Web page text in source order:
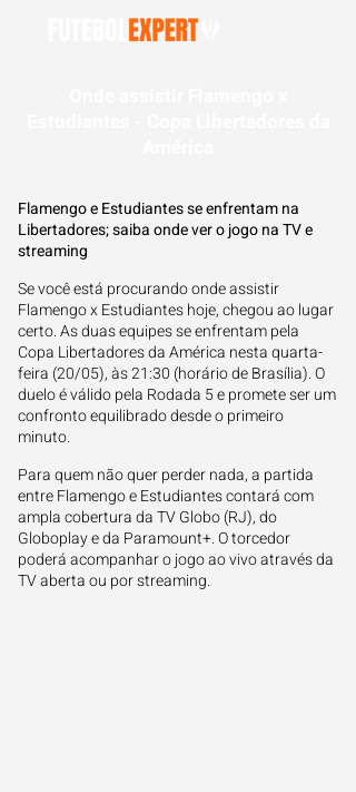
Flamengo e Estudiantes se enfrentam na
Libertadores; saiba onde ver o jogo na TV e
streaming
Se você está procurando onde assistir
Flamengo x Estudiantes hoje, chegou ao lugar
certo. As duas equipes se enfrentam pela
Copa Libertadores da América nesta quarta-
feira (20/05), às 21:30 (horário de Brasília). O
duelo é válido pela Rodada 5 e promete ser um
confronto equilibrado desde o primeiro
minuto.
Para quem não quer perder nada, a partida
entre Flamengo e Estudiantes contará com
ampla cobertura da TV Globo (RJ), do
Globoplay e da Paramount+. O torcedor
poderá acompanhar o jogo ao vivo através da
TV aberta ou por streaming.